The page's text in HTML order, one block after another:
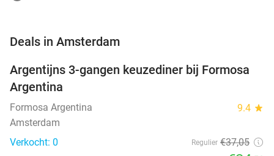
Deals in Amsterdam
34%
NEW
TODAY
Argentijns 3-gangen keuzediner bij Formosa
Argentina
Formosa Argentina 9.4 star
Amsterdam
Verkocht: 0
Regulier €37,05